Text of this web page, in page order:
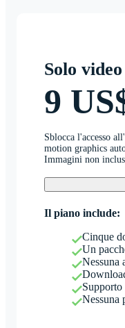
Solo video
9
Sblocca l'accesso
motion graphics
Immagini non
Il piano include:
Cinque
Un
Nessuna
Nessuna